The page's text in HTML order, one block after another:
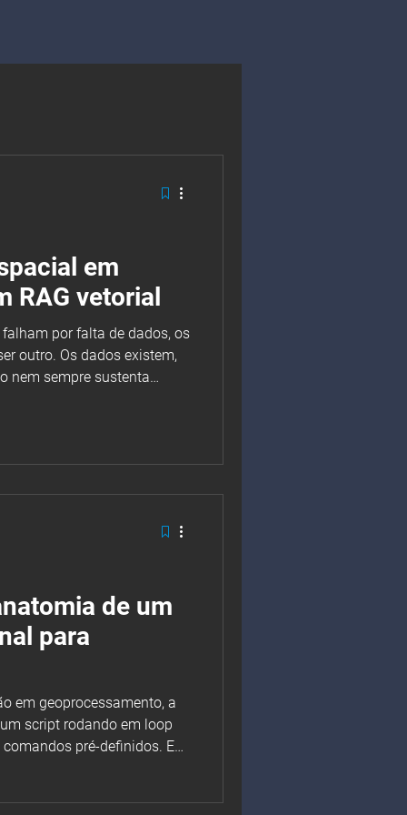
em
RAG vetorial
outro. Os dados existem,
nem sempre sustenta
mas não consegue
de um
para
em geoprocessamento, a
script rodando em loop
pré-definidos. Em